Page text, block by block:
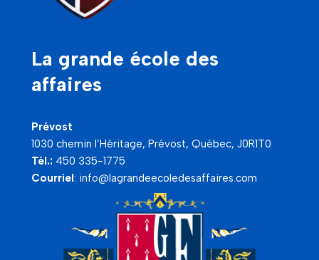
La grande école des
affaires
Prévost
1030 chemin l’Héritage, Prévost, Québec, J0R1T0
Tél.: 450 335-1775
Courriel: info@lagrandeecoledesaffaires.com